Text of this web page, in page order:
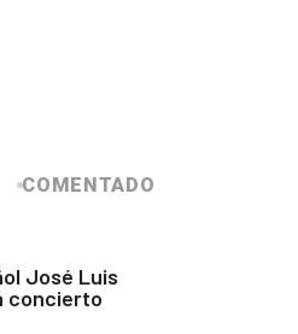
COMENTADO
José Luis
concierto